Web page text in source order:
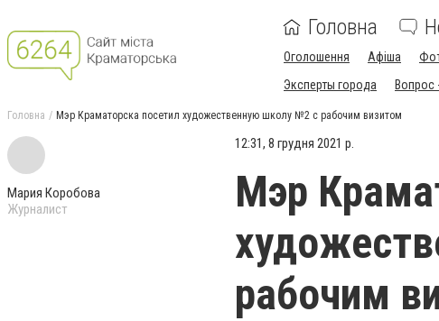
Головна
Оголошення Афіша
Эксперты города
Вопрос
Головна Мэр Краматорска посетил художественную школу №2 с рабочим визитом
Мария Коробова
Журналист
12:31, 8 грудня 2021 р.
Мэр
рабочим